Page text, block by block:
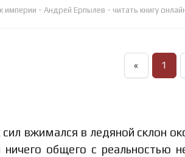
империи - Андрей Ерпылев - читать книгу
« 1
вжимался в ледяной склон
общего с реальностью